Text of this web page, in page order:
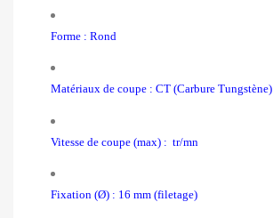
Forme : Rond
Matériaux de coupe : CT (Carbure Tungstène)
Vitesse de coupe (max) : tr/mn
Fixation (Ø) : 16 mm (filetage)